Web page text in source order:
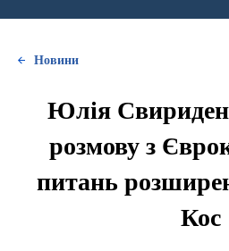
Новини
Юлія
розмову з
питань
Кос